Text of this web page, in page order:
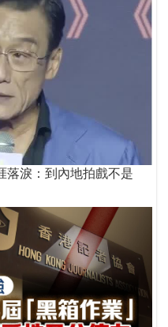
落淚：到內地拍戲不是